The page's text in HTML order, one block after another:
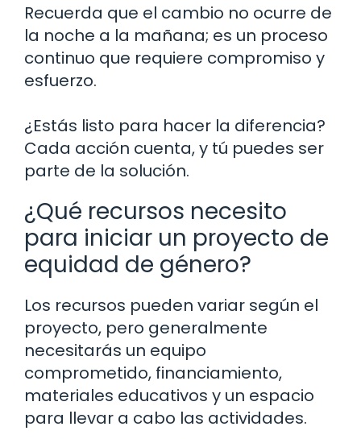
Recuerda que el cambio no ocurre de
la noche a la mañana; es un proceso
continuo que requiere compromiso y
esfuerzo.
¿Estás listo para hacer la diferencia?
Cada acción cuenta, y tú puedes ser
parte de la solución.
¿Qué recursos necesito
para iniciar un proyecto de
equidad de género?
Los recursos pueden variar según el
proyecto, pero generalmente
necesitarás un equipo
comprometido, financiamiento,
materiales educativos y un espacio
para llevar a cabo las actividades.